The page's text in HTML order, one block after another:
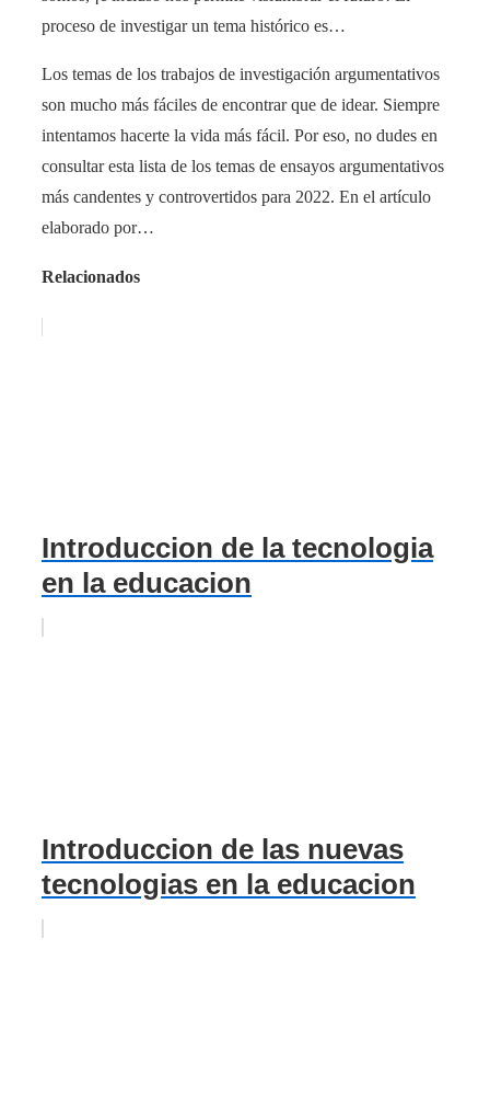
proceso de investigar un tema histórico es…
Los temas de los trabajos de investigación argumentativos
son mucho más fáciles de encontrar que de idear. Siempre
intentamos hacerte la vida más fácil. Por eso, no dudes en
consultar esta lista de los temas de ensayos argumentativos
más candentes y controvertidos para 2022. En el artículo
elaborado por…
Relacionados
Introduccion de la tecnologia
en la educacion
Introduccion de las nuevas
tecnologias en la educacion